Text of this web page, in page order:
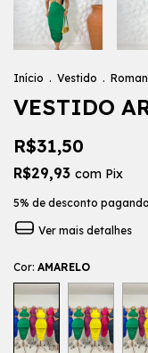
Início . Vestido .
VESTIDO
R$31,50
R$29,93 com Pix
5% de desconto
Ver mais detalhes
Cor: AMARELO